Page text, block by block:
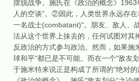
摆脱战争。施氏在《政治的概念》
人的空谈"。②因此，人类世界永远存
一名战士(combatant)"。朋友、敌人
法从这个世界上抹去的，任何试图对
反政治的方式参与政治。然而，如果
球和平"都已是不可能。而在一个"敌友
于施米特来说正是构成了所谓的"绝对